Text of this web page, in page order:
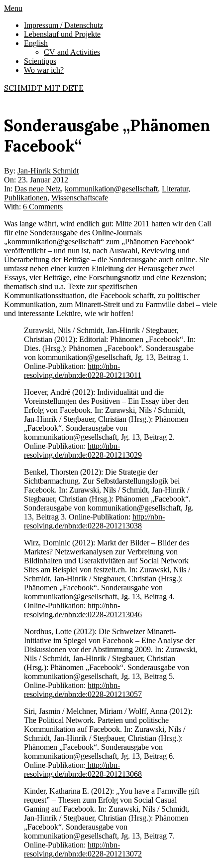
Skip
content
Primary
Menu
Menu
Impressum / Datenschutz
Lebenslauf und Projekte
English
CV and Activities
Scientipps
Wo war ich?
SCHMIDT MIT DETE
Sonderausgabe „Phänomen
Facebook“
By: Jan-Hinrik Schmidt
On: 23. Januar 2012
In: Das neue Netz, kommunikation@gesellschaft, Literatur,
Publikationen, Wissenschaftscafe
With: 6 Comments
Was lange währt, wird endlich gut: Mitte 2011 hatten wir den Call
für eine Sonderausgabe des Online-Journals
„kommunikation@gesellschaft“ zum „Phänomen Facebook“
veröffentlicht – und nun ist, nach Auswahl, Reviewing und
Überarbeitung der Beiträge – die Sonderausgabe auch online. Sie
umfasst neben einer kurzen Einleitung der Herausgeber zwei
Essays, vier Beiträge, eine Forschungsnotiz und eine Rezension;
thematisch sind u.a. Texte zur spezifischen
Kommunikationssituation, die Facebook schafft, zu politischer
Kommunikation, zum Minarett-Streit und zu Farmville dabei – viele
und interessante Lektüre, wie wir hoffen!
Zurawski, Nils / Schmidt, Jan-Hinrik / Stegbauer,
Christian (2012): Editorial: Phänomen „Facebook“. In:
Dies. (Hrsg.): Phänomen „Facebook“. Sonderausgabe
von kommunikation@gesellschaft, Jg. 13, Beitrag 1.
Online-Publikation: http://nbn-
resolving.de/nbn:de:0228-201213011
Hoever, André (2012): Individualität und die
Voreinstellungen des Positiven – Ein Essay über den
Erfolg von Facebook. In: Zurawski, Nils / Schmidt,
Jan-Hinrik / Stegbauer, Christian (Hrsg.): Phänomen
„Facebook“. Sonderausgabe von
kommunikation@gesellschaft, Jg. 13, Beitrag 2.
Online-Publikation: http://nbn-
resolving.de/nbn:de:0228-201213029
Benkel, Thorsten (2012): Die Strategie der
Sichtbarmachung. Zur Selbstdarstellungslogik bei
Facebook. In: Zurawski, Nils / Schmidt, Jan-Hinrik /
Stegbauer, Christian (Hrsg.): Phänomen „Facebook“.
Sonderausgabe von kommunikation@gesellschaft, Jg.
13, Beitrag 3. Online-Publikation: http://nbn-
resolving.de/nbn:de:0228-201213038
Wirz, Dominic (2012): Markt der Bilder – Bilder des
Marktes? Netzwerkanalysen zur Verbreitung von
Bildinhalten und Useraktivitäten auf Social Network
Sites am Beispiel von festzeit.ch. In: Zurawski, Nils /
Schmidt, Jan-Hinrik / Stegbauer, Christian (Hrsg.):
Phänomen „Facebook“. Sonderausgabe von
kommunikation@gesellschaft, Jg. 13, Beitrag 4.
Online-Publikation: http://nbn-
resolving.de/nbn:de:0228-201213046
Nordhus, Lotte (2012): Die Schweizer Minarett-
Initiative im Spiegel von Facebook – Eine Analyse der
Diskussionen vor der Abstimmung 2009. In: Zurawski,
Nils / Schmidt, Jan-Hinrik / Stegbauer, Christian
(Hrsg.): Phänomen „Facebook“. Sonderausgabe von
kommunikation@gesellschaft, Jg. 13, Beitrag 5.
Online-Publikation: http://nbn-
resolving.de/nbn:de:0228-201213057
Siri, Jasmin / Melchner, Miriam / Wolff, Anna (2012):
The Political Network. Parteien und politische
Kommunikation auf Facebook. In: Zurawski, Nils /
Schmidt, Jan-Hinrik / Stegbauer, Christian (Hrsg.):
Phänomen „Facebook“. Sonderausgabe von
kommunikation@gesellschaft, Jg. 13, Beitrag 6.
Online-Publikation: http://nbn-
resolving.de/nbn:de:0228-201213068
Kinder, Katharina E. (2012): „You have a Farmville gift
request” – Thesen zum Erfolg von Social Casual
Gaming auf Facebook. In: Zurawski, Nils / Schmidt,
Jan-Hinrik / Stegbauer, Christian (Hrsg.): Phänomen
„Facebook“. Sonderausgabe von
kommunikation@gesellschaft, Jg. 13, Beitrag 7.
Online-Publikation: http://nbn-
resolving.de/nbn:de:0228-201213072